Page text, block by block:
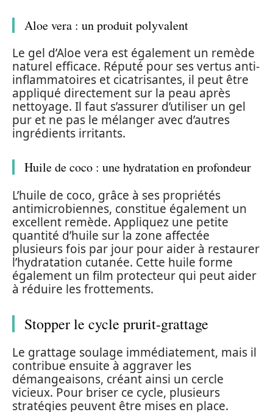
Aloe vera : un produit polyvalent
Le gel d’Aloe vera est également un remède
naturel efficace. Réputé pour ses vertus anti-
inflammatoires et cicatrisantes, il peut être
appliqué directement sur la peau après
nettoyage. Il faut s’assurer d’utiliser un gel
pur et ne pas le mélanger avec d’autres
ingrédients irritants.
Huile de coco : une hydratation en profondeur
L’huile de coco, grâce à ses propriétés
antimicrobiennes, constitue également un
excellent remède. Appliquez une petite
quantité d’huile sur la zone affectée
plusieurs fois par jour pour aider à restaurer
l’hydratation cutanée. Cette huile forme
également un film protecteur qui peut aider
à réduire les frottements.
Stopper le cycle prurit-grattage
Le grattage soulage immédiatement, mais il
contribue ensuite à aggraver les
démangeaisons, créant ainsi un cercle
vicieux. Pour briser ce cycle, plusieurs
stratégies peuvent être mises en place.